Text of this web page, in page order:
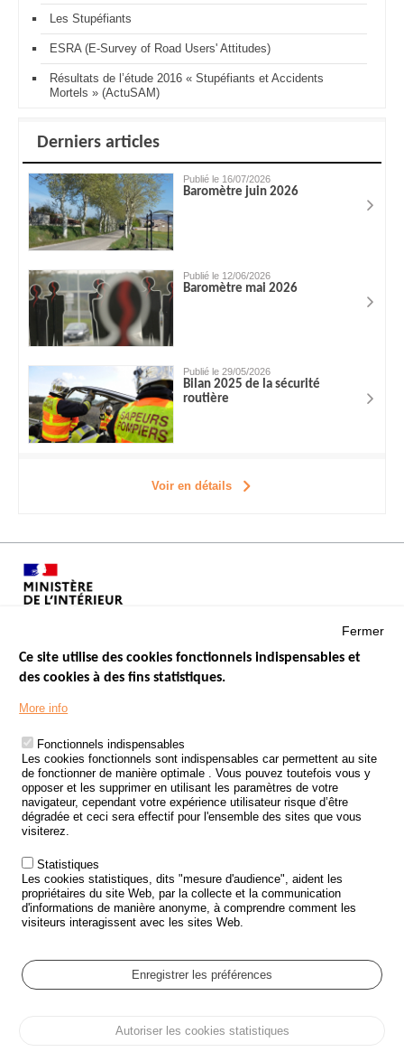
Les Stupéfiants
ESRA (E-Survey of Road Users' Attitudes)
Résultats de l’étude 2016 « Stupéfiants et Accidents
Mortels » (ActuSAM)
Derniers articles
Publié le 16/07/2026
Baromètre juin 2026
Publié le 12/06/2026
Baromètre mai 2026
Publié le 29/05/2026
Bilan 2025 de la sécurité
routière
Voir en détails
Menu
Footer
LES SITES PUBLICS
ÉTAT DE L’INSÉCURITÉ ROUTIÈRE
TRAITEMENT DES DONNÉES PERSONNELLES DES ACCIDENTS DE
LA ROUTE
ETUDES ET RECHERCHES
APPEL À PROJETS
POLITIQUE DE SÉCURITÉ ROUTIÈRE
Outils
AGENDA
GLOSSAIRE
Cookie settings
Protection des données personnelles et Cookies
Fermer
Ce site utilise des cookies fonctionnels indispensables et
des cookies à des fins statistiques.
More info
Fonctionnels indispensables
Les cookies fonctionnels sont indispensables car permettent au site
de fonctionner de manière optimale . Vous pouvez toutefois vous y
opposer et les supprimer en utilisant les paramètres de votre
navigateur, cependant votre expérience utilisateur risque d’être
dégradée et ceci sera effectif pour l'ensemble des sites que vous
visiterez.
Statistiques
Les cookies statistiques, dits "mesure d'audience", aident les
propriétaires du site Web, par la collecte et la communication
d'informations de manière anonyme, à comprendre comment les
visiteurs interagissent avec les sites Web.
Enregistrer les préférences
Autoriser les cookies statistiques